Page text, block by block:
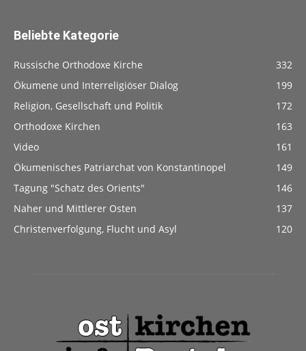
Beliebte Kategorie
Russische Orthodoxe Kirche
332
Ökumene und Interreligiöser Dialog
199
Religion, Gesellschaft und Politik
172
Orthodoxe Kirchen
163
Video
161
Ökumenisches Patriarchat von Konstantinopel
149
Tagung "Schatz des Orients"
146
Naher und Mittlerer Osten
137
Christenverfolgung, Flucht und Asyl
120